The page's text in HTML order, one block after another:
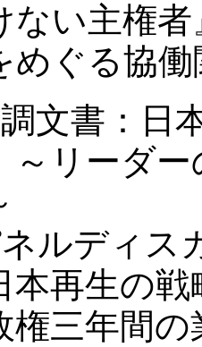
ない主権
めぐる協
文書：日
リーダー
ルディス
本再生の
権三年間